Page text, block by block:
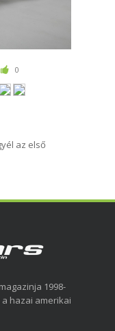
0
az első
1998-
hazai amerikai